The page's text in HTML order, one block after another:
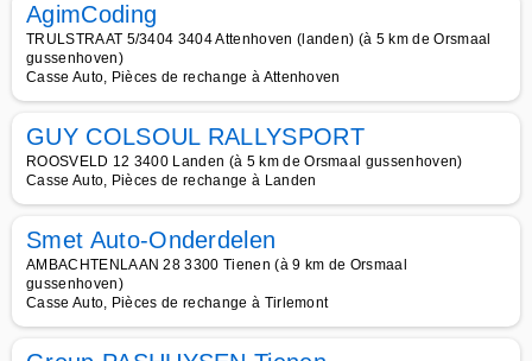
AgimCoding
TRULSTRAAT 5/3404 3404 Attenhoven (landen) (à 5 km de Orsmaal
gussenhoven)
Casse Auto, Pièces de rechange à Attenhoven
GUY COLSOUL RALLYSPORT
ROOSVELD 12 3400 Landen (à 5 km de Orsmaal gussenhoven)
Casse Auto, Pièces de rechange à Landen
Smet Auto-Onderdelen
AMBACHTENLAAN 28 3300 Tienen (à 9 km de Orsmaal
gussenhoven)
Casse Auto, Pièces de rechange à Tirlemont